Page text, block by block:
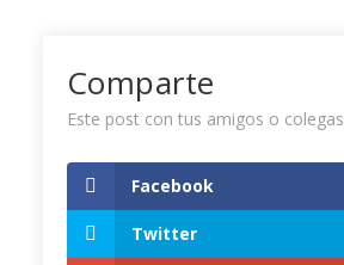
Twitter Timeline
Comparte
Este post con tus amigos o colegas
Facebook
Twitter